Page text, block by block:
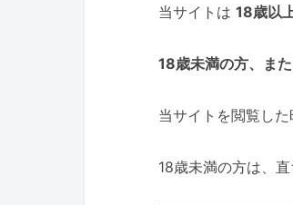
当サイトは 18歳以
18歳未満の方、ま
当サイトを閲覧し
18歳未満の方は、